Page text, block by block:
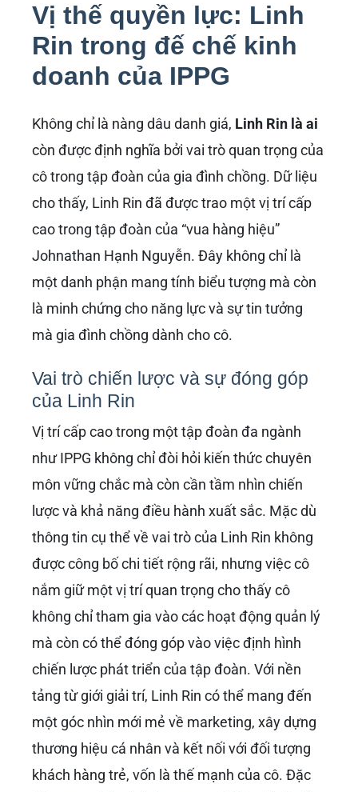
Vị thế quyền lực: Linh
Rin trong đế chế kinh
doanh của IPPG
Không chỉ là nàng dâu danh giá, Linh Rin là ai
còn được định nghĩa bởi vai trò quan trọng của
cô trong tập đoàn của gia đình chồng. Dữ liệu
cho thấy, Linh Rin đã được trao một vị trí cấp
cao trong tập đoàn của “vua hàng hiệu”
Johnathan Hạnh Nguyễn. Đây không chỉ là
một danh phận mang tính biểu tượng mà còn
là minh chứng cho năng lực và sự tin tưởng
mà gia đình chồng dành cho cô.
Vai trò chiến lược và sự đóng góp
của Linh Rin
Vị trí cấp cao trong một tập đoàn đa ngành
như IPPG không chỉ đòi hỏi kiến thức chuyên
môn vững chắc mà còn cần tầm nhìn chiến
lược và khả năng điều hành xuất sắc. Mặc dù
thông tin cụ thể về vai trò của Linh Rin không
được công bố chi tiết rộng rãi, nhưng việc cô
nắm giữ một vị trí quan trọng cho thấy cô
không chỉ tham gia vào các hoạt động quản lý
mà còn có thể đóng góp vào việc định hình
chiến lược phát triển của tập đoàn. Với nền
tảng từ giới giải trí, Linh Rin có thể mang đến
một góc nhìn mới mẻ về marketing, xây dựng
thương hiệu cá nhân và kết nối với đối tượng
khách hàng trẻ, vốn là thế mạnh của cô. Đặc